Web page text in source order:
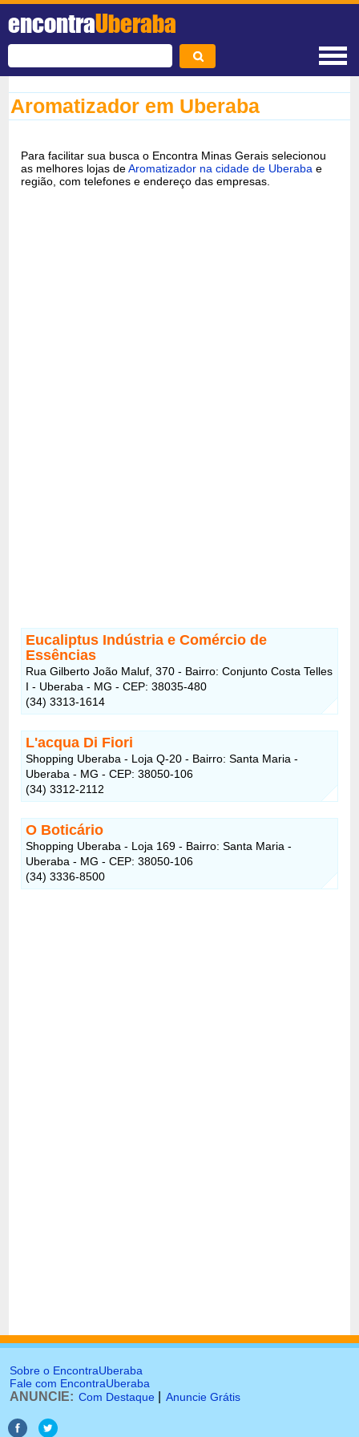
encontraUberaba
Aromatizador em Uberaba
Para facilitar sua busca o Encontra Minas Gerais selecionou
as melhores lojas deAromatizador na cidade de Uberaba e
região, com telefones e endereço das empresas.
Eucaliptus Indústria e Comércio de
Essências
Rua Gilberto João Maluf, 370 - Bairro: Conjunto Costa Telles
I - Uberaba - MG - CEP: 38035-480
(34) 3313-1614
L'acqua Di Fiori
Shopping Uberaba - Loja Q-20 - Bairro: Santa Maria -
Uberaba - MG - CEP: 38050-106
(34) 3312-2112
O Boticário
Shopping Uberaba - Loja 169 - Bairro: Santa Maria -
Uberaba - MG - CEP: 38050-106
(34) 3336-8500
Sobre o EncontraUberaba
Fale com EncontraUberaba
ANUNCIE: Com Destaque Anuncie Grátis